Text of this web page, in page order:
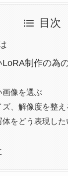
目次
LoRA制作の為
画像を選ぶ
ズ、解像度を整え
体をどう表現し